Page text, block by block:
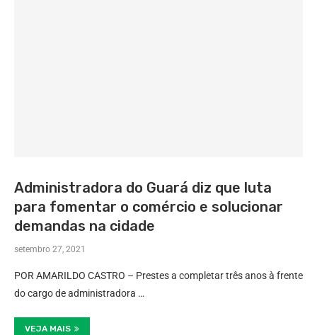
Administradora do Guará diz que luta
para fomentar o comércio e solucionar
demandas na cidade
setembro 27, 2021
POR AMARILDO CASTRO – Prestes a completar três anos à frente
do cargo de administradora …
VEJA MAIS